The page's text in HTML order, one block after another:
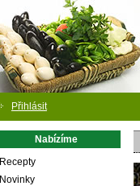
Přihlásit
Nabízíme
Recepty
Novinky